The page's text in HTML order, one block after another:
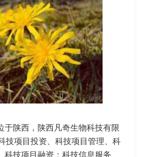
于陕西，陕西凡奇生物科技有限
技项目投资、科技项目管理、科
技项目融资；科技信息服务、